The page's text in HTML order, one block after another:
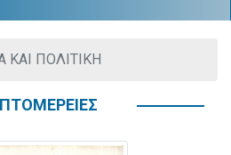
ΚΑΙ ΠΟΛΙΤΙΚΗ